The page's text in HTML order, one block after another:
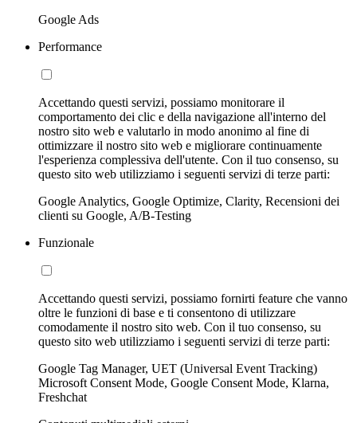
Google Ads
Performance
Accettando questi servizi, possiamo monitorare il
comportamento dei clic e della navigazione all'interno del
nostro sito web e valutarlo in modo anonimo al fine di
ottimizzare il nostro sito web e migliorare continuamente
l'esperienza complessiva dell'utente. Con il tuo consenso, su
questo sito web utilizziamo i seguenti servizi di terze parti:
Google Analytics, Google Optimize, Clarity, Recensioni dei
clienti su Google, A/B-Testing
Funzionale
Accettando questi servizi, possiamo fornirti feature che vanno
oltre le funzioni di base e ti consentono di utilizzare
comodamente il nostro sito web. Con il tuo consenso, su
questo sito web utilizziamo i seguenti servizi di terze parti:
Google Tag Manager, UET (Universal Event Tracking)
Microsoft Consent Mode, Google Consent Mode, Klarna,
Freshchat